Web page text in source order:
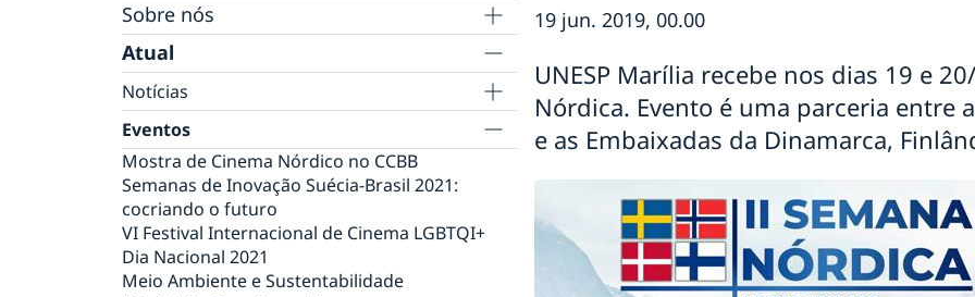
Sobre nós
Equipe da embaixada
Tratamento de dados pessoais na embaixada
da Suécia em Brasília
Atual
Notícias
Verificação digital de passaportes
Ministro para Defesa Civil da Suécia visita o
Brasil em agenda oficial
Eventos para estudantes em 2026
Suécia vai suspender proibição de entrada de
todos os países
Novidades sobre o número de coordenação
Sobre vagas na Embaixada da Suécia em
Eventos
Mostra de Cinema Nórdico no CCBB
Semanas de Inovação Suécia-Brasil 2021:
cocriando o futuro
VI Festival Internacional de Cinema LGBTQI+
Dia Nacional 2021
Meio Ambiente e Sustentabilidade
19 jun. 2019, 00.00
UNESP Marília recebe nos dias 19 e
Nórdica. Evento é uma parceria entre
e as Embaixadas da Dinamarca,